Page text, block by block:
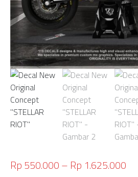
Rp550.000–Rp 1.625.000